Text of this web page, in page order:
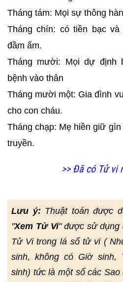
Tháng tám: Mọi sự thông
Tháng chín: có tiền bạc
đầm ấm.
Tháng mười: Mọi dự định
bệnh vào thân
Tháng mười một: Gia đình
cho con cháu.
Tháng chạp: Mẹ hiền giữ
truyền.
>> Đã có Tử vi
Lưu ý: Thuật toán được
"Xem Tử Vi" được sử dụng
Tử Vi trong lá số tử vi (
sinh, không có Giờ sinh,
sinh) tức là một số các